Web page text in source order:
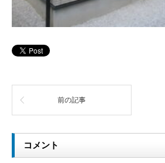
前の記事
コメント